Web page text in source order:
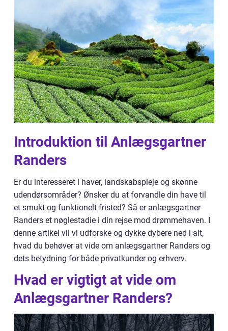
Introduktion til Anlægsgartner
Randers
Er du interesseret i haver, landskabspleje og skønne
udendørsområder? Ønsker du at forvandle din have til
et smukt og funktionelt fristed? Så er anlægsgartner
Randers et nøglestadie i din rejse mod drømmehaven. I
denne artikel vil vi udforske og dykke dybere ned i alt,
hvad du behøver at vide om anlægsgartner Randers og
dets betydning for både privatkunder og erhverv.
Hvad er vigtigt at vide om
Anlægsgartner Randers?